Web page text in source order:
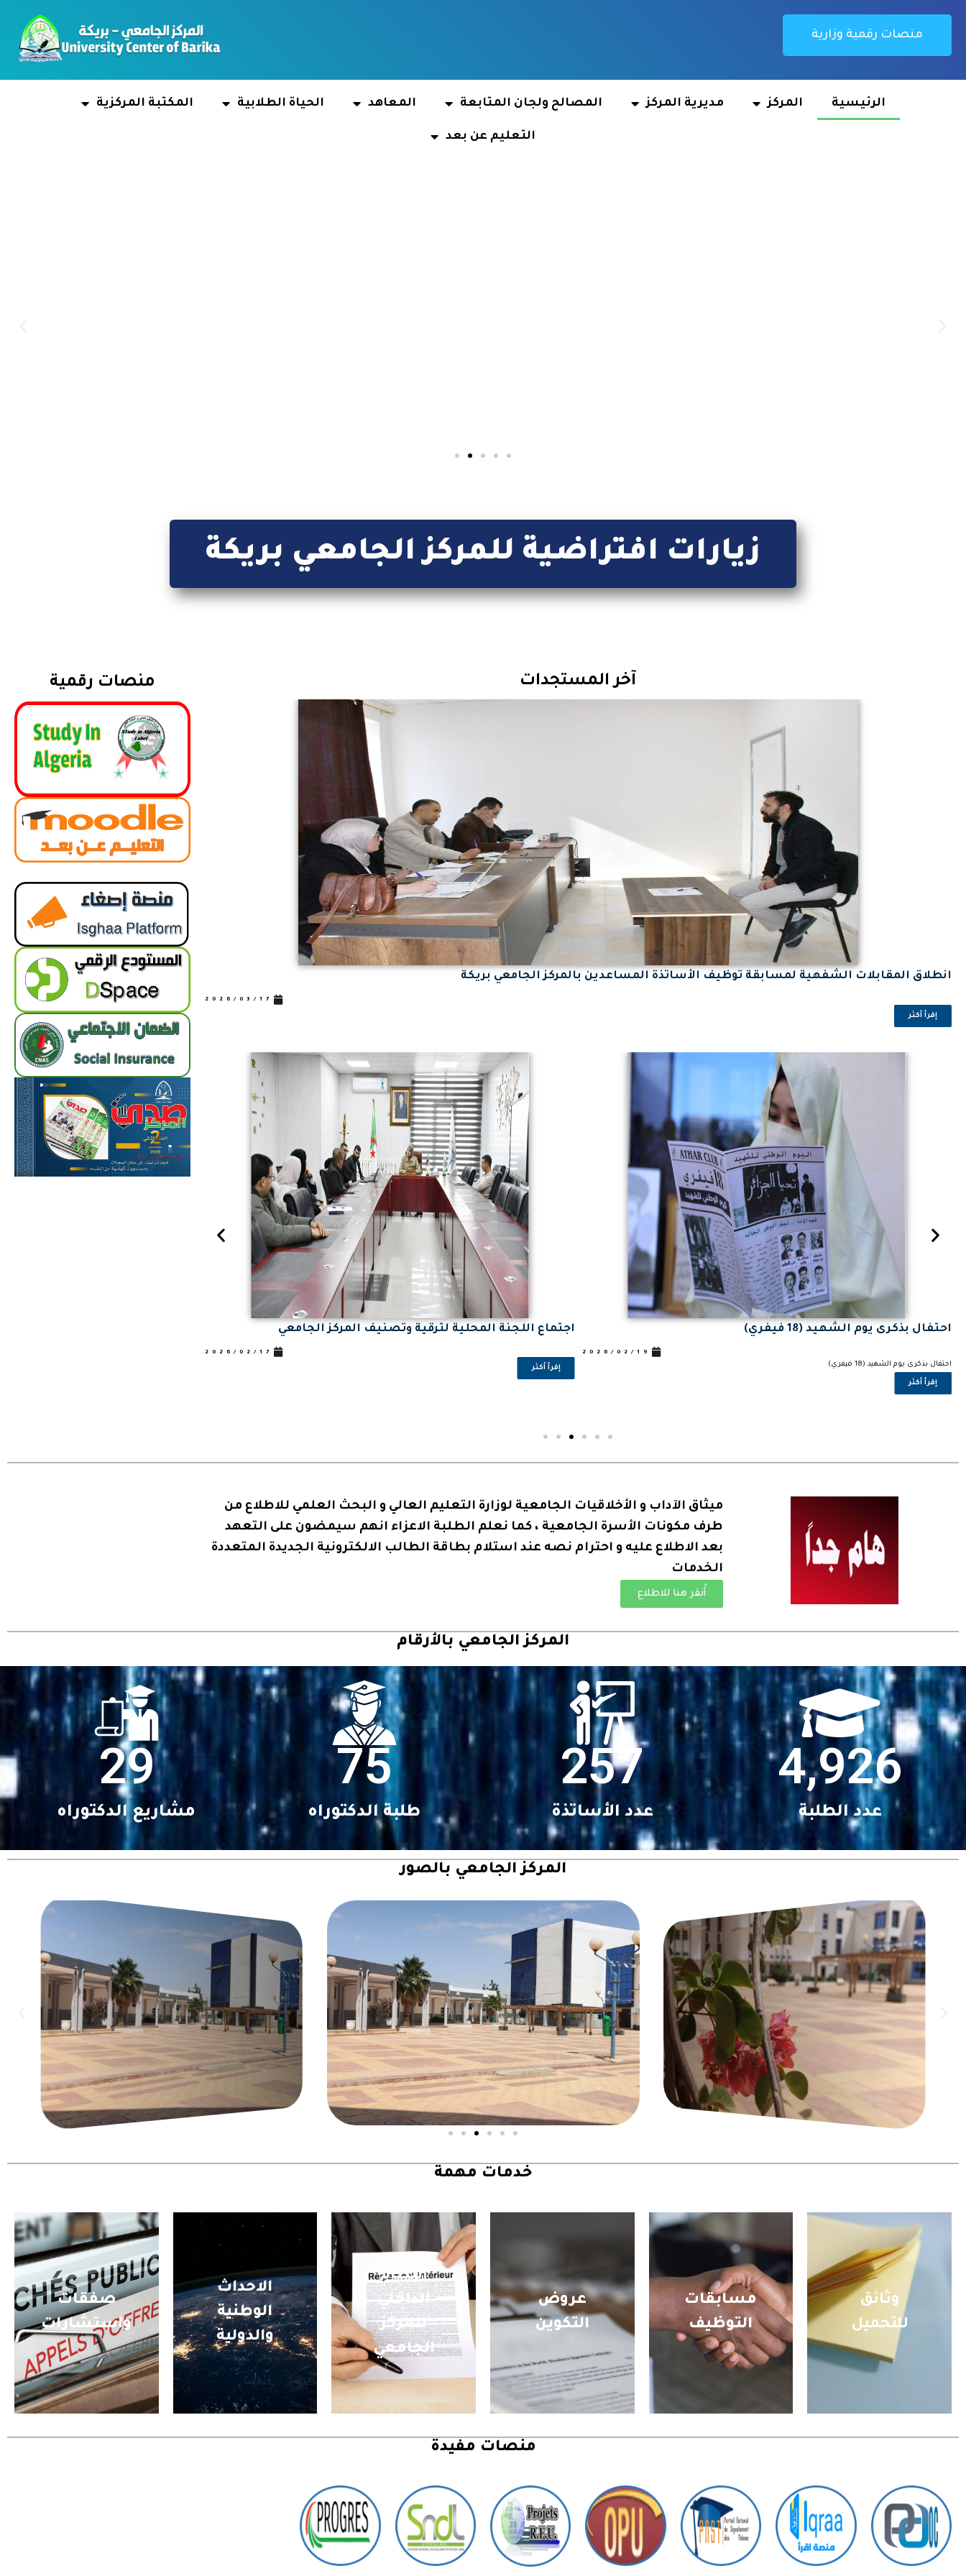
منصات رقمية وزارية
الرئيسية المركز مديرية المركز المصالح ولجان المتابعة المعاهد الحياة الطلابية المكتبة المركزية
التعليم عن بعد
زيارات افتراضية للمركز الجامعي بريكة
آخر المستجدات
انطلاق المقابلات الشفهية لمسابقة توظيف الأساتذة المساعدين بالمركز الجامعي بريكة
2026/03/17
إقرأ أكثر
احتفال بذكرى يوم الشهيد (18 فيفري)
2026/02/19
احتفال بذكرى يوم الشهيد (18 فيفري)
إقرأ أكثر
اجتماع اللجنة المحلية لترقية وتصنيف المركز الجامعي
2026/02/17
إقرأ أكثر
منصات رقمية
ميثاق الآداب و الأخلاقيات الجامعية لوزارة التعليم العالي و البحث العلمي للاطلاع من
طرف مكونات الأسرة الجامعية ، كما نعلم الطلبة الاعزاء انهم سيمضون على التعهد
بعد الاطلاع عليه و احترام نصه عند استلام بطاقة الطالب الالكترونية الجديدة المتعددة
الخدمات
أُنقر هنا للاطلاع
المركز الجامعي بالأرقام
4,926
عدد الطلبة
257
عدد الأساتذة
75
طلبة الدكتوراه
29
مشاريع الدكتوراه
المركز الجامعي بالصور
خدمات مهمة
وثائق
للتحميل
مسابقات
التوظيف
عروض
التكوين
النظام
الداخلي
للمركز
الجامعي
الاحداث
الوطنية
والدولية
صفقات
واستشارات
منصات مفيدة